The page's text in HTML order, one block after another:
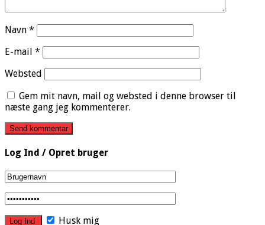
Navn *
E-mail *
Websted
Gem mit navn, mail og websted i denne browser til
næste gang jeg kommenterer.
Log Ind / Opret bruger
Husk mig